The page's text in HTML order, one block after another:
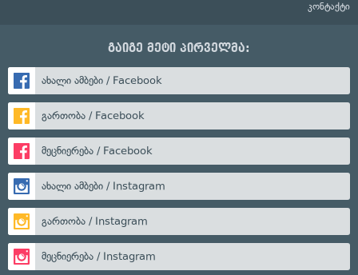
კონტაქტი
გაიგე მეტი პირველმა:
ახალი ამბები / Facebook
გართობა / Facebook
მეცნიერება / Facebook
ახალი ამბები / Instagram
გართობა / Instagram
მეცნიერება / Instagram